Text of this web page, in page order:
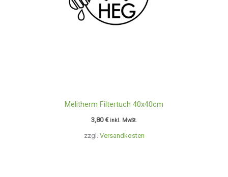
zzgl. Versandkosten
Melitherm Filtertuch 40x40cm
3,80€ inkl. MwSt.